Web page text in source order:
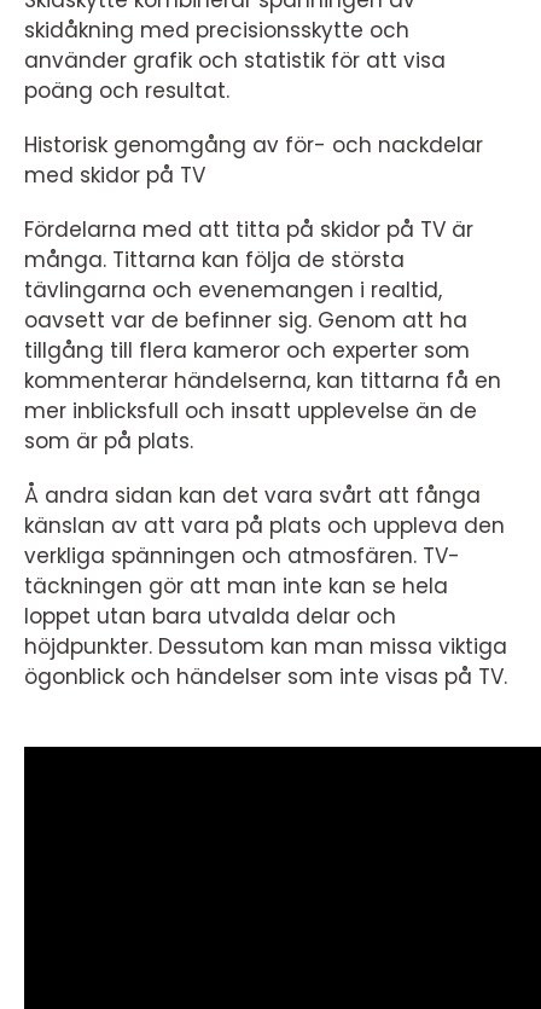
skidåkning med precisionsskytte och
använder grafik och statistik för att visa
poäng och resultat.
Historisk genomgång av för- och nackdelar
med skidor på TV
Fördelarna med att titta på skidor på TV är
många. Tittarna kan följa de största
tävlingarna och evenemangen i realtid,
oavsett var de befinner sig. Genom att ha
tillgång till flera kameror och experter som
kommenterar händelserna, kan tittarna få en
mer inblicksfull och insatt upplevelse än de
som är på plats.
Å andra sidan kan det vara svårt att fånga
känslan av att vara på plats och uppleva den
verkliga spänningen och atmosfären. TV-
täckningen gör att man inte kan se hela
loppet utan bara utvalda delar och
höjdpunkter. Dessutom kan man missa viktiga
ögonblick och händelser som inte visas på TV.